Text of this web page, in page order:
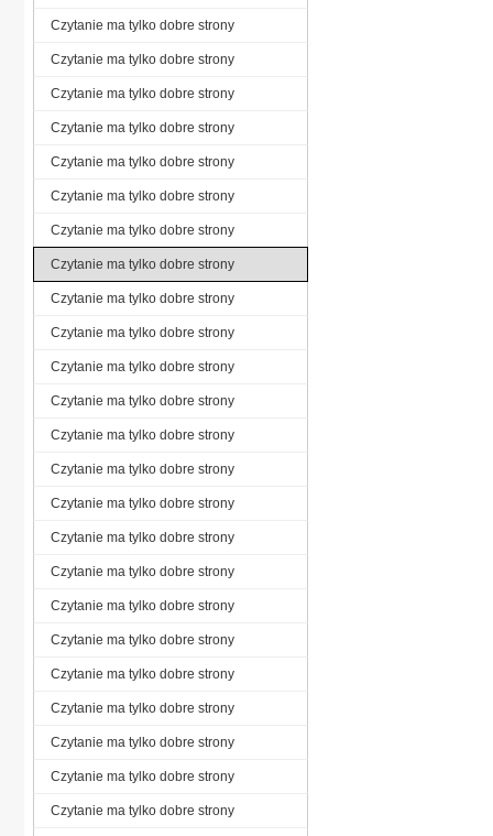
Czytanie ma tylko dobre strony
Czytanie ma tylko dobre strony
Czytanie ma tylko dobre strony
Czytanie ma tylko dobre strony
Czytanie ma tylko dobre strony
Czytanie ma tylko dobre strony
Czytanie ma tylko dobre strony
Czytanie ma tylko dobre strony
Czytanie ma tylko dobre strony
Czytanie ma tylko dobre strony
Czytanie ma tylko dobre strony
Czytanie ma tylko dobre strony
Czytanie ma tylko dobre strony
Czytanie ma tylko dobre strony
Czytanie ma tylko dobre strony
Czytanie ma tylko dobre strony
Czytanie ma tylko dobre strony
Czytanie ma tylko dobre strony
Czytanie ma tylko dobre strony
Czytanie ma tylko dobre strony
Czytanie ma tylko dobre strony
Czytanie ma tylko dobre strony
Czytanie ma tylko dobre strony
Czytanie ma tylko dobre strony